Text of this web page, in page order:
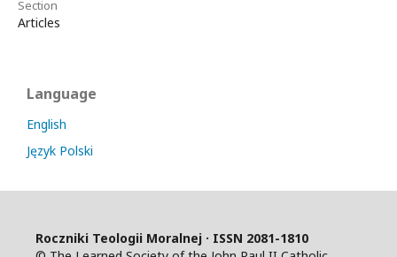
Section
Articles
Language
English
Język Polski
Roczniki Teologii Moralnej · ISSN 2081-1810